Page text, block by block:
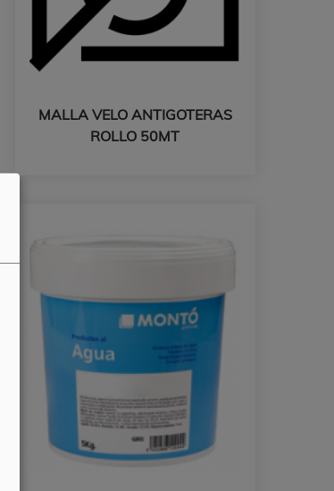
MALLA VELO ANTIGOTERAS
ROLLO 50MT